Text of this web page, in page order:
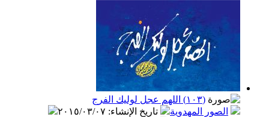
(١٠٣) اللهم عجل لوليك الفرج
الصور المهدوية
تاريخ الإنشاء: ٢٠١٥/٠٣/٠٧